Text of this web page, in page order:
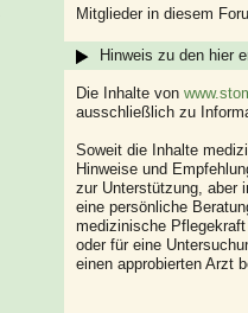
Mitglieder in diesem
Hinweis zu den hier
Die Inhalte von
ausschließlich zu
Soweit die Inhalte
Hinweise und
zur Unterstützung, aber
eine persönliche
medizinische
oder für eine
einen approbierten Arzt